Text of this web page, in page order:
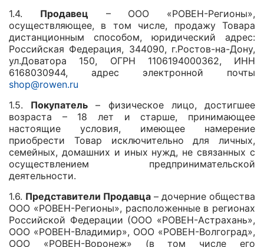
1.4. Продавец – ООО «РОВЕН-Регионы»,
осуществляющее, в том числе, продажу Товара
дистанционным способом, юридический адрес:
Российская Федерация, 344090, г.Ростов-на-Дону,
ул.Доватора 150, ОГРН 1106194000362, ИНН
6168030944, адрес электронной почты
shop@rowen.ru
1.5. Покупатель – физическое лицо, достигшее
возраста – 18 лет и старше, принимающее
настоящие условия, имеющее намерение
приобрести Товар исключительно для личных,
семейных, домашних и иных нужд, не связанных с
осуществлением предпринимательской
деятельности.
1.6. Представители Продавца – дочерние общества
ООО «РОВЕН-Регионы», расположенные в регионах
Российской Федерации (ООО «РОВЕН-Астрахань»,
ООО «РОВЕН-Владимир», ООО «РОВЕН-Волгоград»,
ООО «РОВЕН-Воронеж» (в том числе его